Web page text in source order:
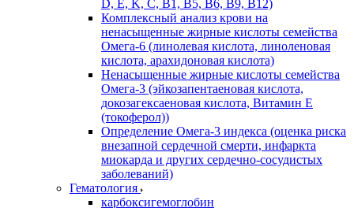
D, E, K, C, B1, B5, B6, В9, B12)
Комплексный анализ крови на
ненасыщенные жирные кислоты семейства
Омега-6 (линолевая кислота, линоленовая
кислота, арахидоновая кислота)
Ненасыщенные жирные кислоты семейства
Омега-3 (эйкозапентаеновая кислота,
докозагексаеновая кислота, Витамин E
(токоферол))
Определение Омега-3 индекса (оценка риска
внезапной сердечной смерти, инфаркта
миокарда и других сердечно-сосудистых
заболеваний)
Гематология
карбоксигемоглобин